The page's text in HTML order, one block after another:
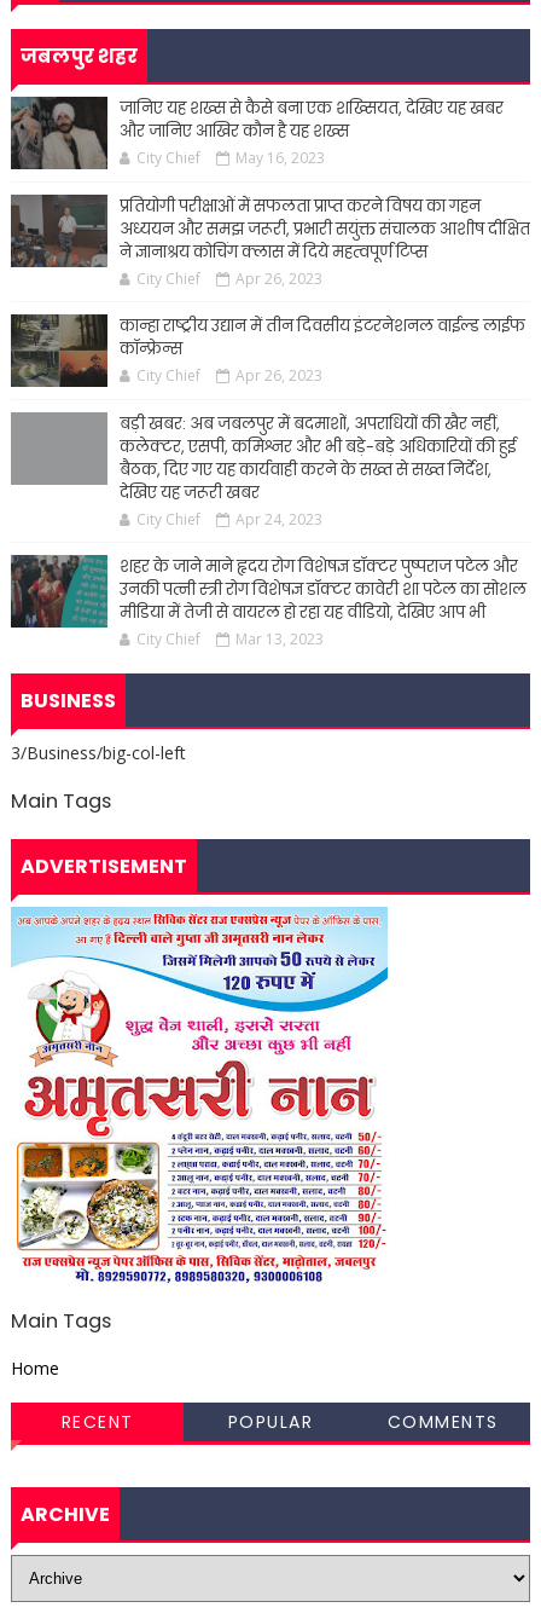
जबलपुर शहर
जानिए यह शख्स से कैसे बना एक शख्सियत, देखिए यह खबर
और जानिए आखिर कौन है यह शख्स
City Chief May 16, 2023
प्रतियोगी परीक्षाओं में सफलता प्राप्त करने विषय का गहन
अध्ययन और समझ जरूरी, प्रभारी सयुंक्त संचालक आशीष दीक्षित
ने ज्ञानाश्रय कोचिंग क्लास में दिये महत्वपूर्ण टिप्स
City Chief Apr 26, 2023
कान्हा राष्ट्रीय उद्यान में तीन दिवसीय इंटरनेशनल वाईल्ड लाईफ
कॉन्फ्रेन्स
City Chief Apr 26, 2023
बड़ी खबर: अब जबलपुर में बदमाशों, अपराधियों की खैर नहीं,
कलेक्टर, एसपी, कमिश्नर और भी बड़े-बड़े अधिकारियों की हुई
बैठक, दिए गए यह कार्यवाही करने के सख्त से सख्त निर्देश,
देखिए यह जरूरी खबर
City Chief Apr 24, 2023
शहर के जाने माने हृदय रोग विशेषज्ञ डॉक्टर पुष्पराज पटेल और
उनकी पत्नी स्त्री रोग विशेषज्ञ डॉक्टर कावेरी शा पटेल का सोशल
मीडिया में तेजी से वायरल हो रहा यह वीडियो, देखिए आप भी
City Chief Mar 13, 2023
BUSINESS
3/Business/big-col-left
Main Tags
ADVERTISEMENT
Main Tags
Home
RECENT POPULAR COMMENTS
ARCHIVE